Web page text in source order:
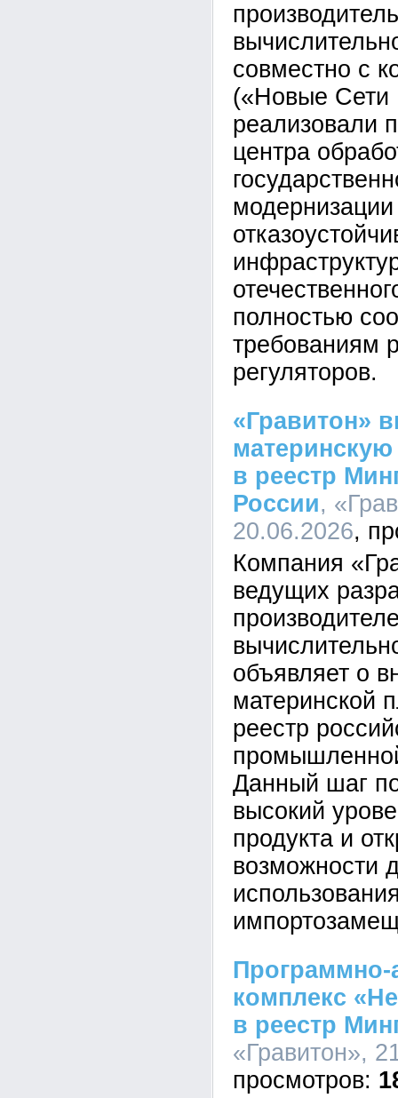
совместно с
(«Новые Сети
реализовали
центра
полностью
требованиям
регуляторов.
«Гравитон»
в реестр
России,
20.06.2026
Компания
ведущих
объявляет о
материнской
реестр
Данный шаг
высокий
продукта и
возможности
Программно-
комплекс
в реестр
«Гравитон»,